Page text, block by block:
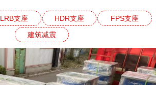
LRB支座 HDR支座
FPS支座
建筑减震